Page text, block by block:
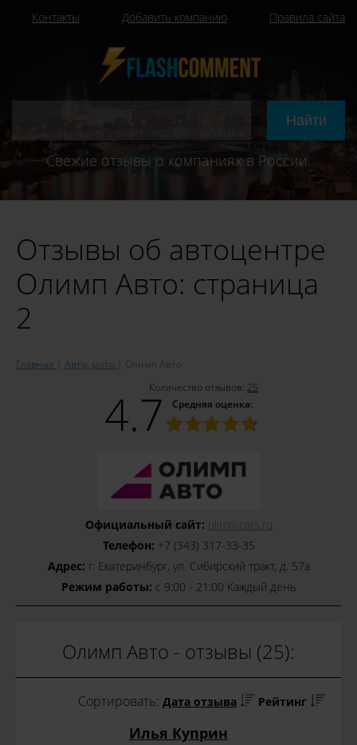
Контакты Добавить компанию Правила сайта
Свежие отзывы о компаниях в России.
Отзывы об автоцентре
Олимп Авто: страница
2
Главная Авто, мото
Олимп Авто
Количество отзывов: 25
Средняя оценка:
4.7
Официальный сайт: olimp-cars.ru
Телефон: +7 (343) 317-33-35
Адрес: г. Екатеринбург, ул. Сибирский тракт, д. 57а
Режим работы: с 9:00 - 21:00 Каждый день
Олимп Авто - отзывы (25):
Сортировать: Дата отзыва Рейтинг
Илья Куприн